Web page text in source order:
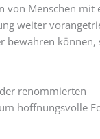
von Menschen mit
weiter
bewahren können,
renommierten
hoffnungsvolle